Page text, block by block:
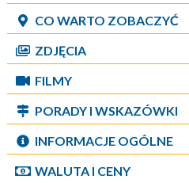
CO WARTO ZOBACZYĆ
ZDJĘCIA
FILMY
PORADY I WSKAZÓWKI
INFORMACJE OGÓLNE
WALUTA I CENY